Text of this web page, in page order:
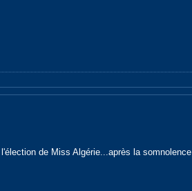
de Miss Algérie...après la